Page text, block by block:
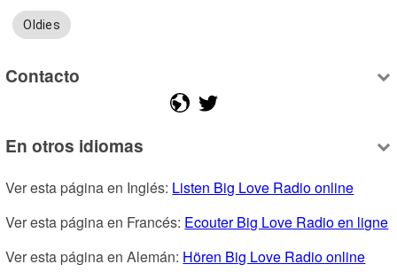
Oldies
Contacto
En otros idiomas
Ver esta página en Inglés: Listen Big Love Radio online
Ver esta página en Francés: Ecouter Big Love Radio en ligne
Ver esta página en Alemán: Hören Big Love Radio online